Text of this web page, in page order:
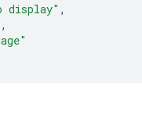
display" ,
,